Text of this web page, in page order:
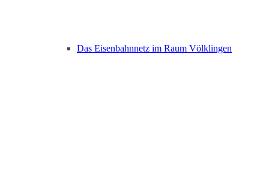
Das Eisenbahnnetz im Raum Völklingen